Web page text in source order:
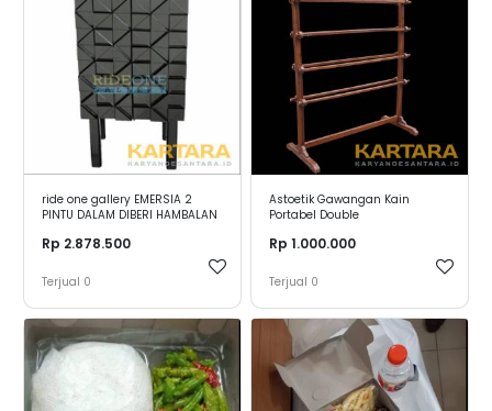
ride one gallery EMERSIA 2
PINTU DALAM DIBERI HAMBALAN
Rp 2.878.500
Terjual 0
Astoetik Gawangan Kain
Portabel Double
Rp 1.000.000
Terjual 0